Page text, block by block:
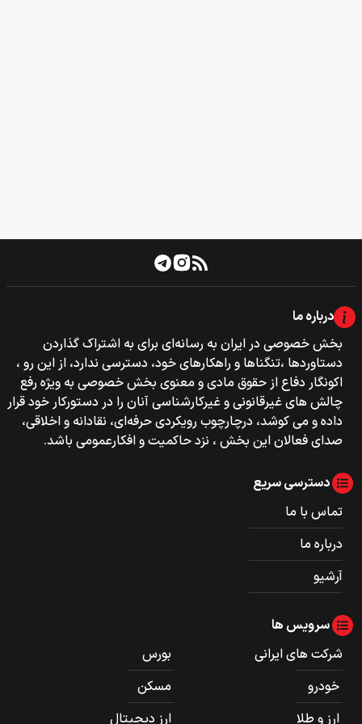
درباره ما
بخش خصوصی‌‌ در ایران به رسانه‌ای برای به اشتراک گذاردن
دستاوردها ،تنگناها و راهکارهای خود، دسترسی ندارد، از این رو ،
اکونگار دفاع از حقوق مادی و معنوی بخش خصوصی به ویژه رفع
چالش های غیرقانونی و غیرکارشناسی آنان را در دستورکار خود قرار
داده و می کوشد، درچارچوب رویکردی حرفه‌ای، نقادانه و اخلاقی،
صدای فعالان این بخش ، نزد حاکمیت و افکارعمومی باشد.
دسترسی سریع
تماس با ما
درباره ما
آرشیو
سرویس ها
شرکت های ایرانی
بورس
خودرو
مسکن
ارز و طلا
ارز دیجیتال